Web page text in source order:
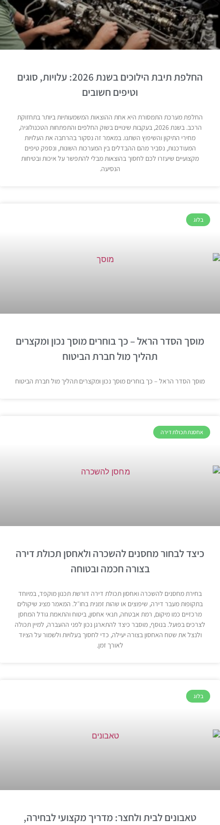
החלפת תיבת הילוכים בשנת 2026: עלויות, סוגים
וטיפים חשובים
החלפת מערכת התמסורת היא אחת ההוצאות המשמעותיות ביותר בתחזוקת
הרכב. בשנת 2026, בעקבות שינויים בשוק החלפים והתפתחות הטכנולוגיה,
מחירי התיקון והשיפוץ השתנו. במאמר זה נסקור בהרחבה את העלויות
המעודכנות, נסביר מהם ההבדלים בין המערכות השונות, ונספק טיפים
מקצועיים שיעזרו לכם לחסוך בהוצאות מבלי להתפשר על איכות ובטיחות
הנסיעה.
בלוג
מוסך הסדר הראל – כך בוחרים מוסך נכון ומקצרים
תהליך מול חברת הביטוח
מוסך הסדר הראל – כך בוחרים מוסך נכון ומקצרים תהליך מול חברת הביטוח
אחסנת תכולת דירה
כיצד לבחור מחסנים להשכרה ולאחסן תכולת דירה
בצורה חכמה ובטוחה
בחירת מחסנים להשכרה ואחסון תכולת דירה דורשת תכנון מוקפד, במיוחד
בתקופות מעבר דירה, שיפוצים או שהות זמנית בחו״ל. המאמר מציג שיקולים
מרכזיים כמו מיקום, רמת אבטחה, תנאי אחסון, ביטוח והתאמת גודל המחסן
לצרכים בפועל. בנוסף, מוסבר כיצד להתארגן נכון לפני ההעברה, למיין תכולה
ולנצל את שטח האחסון בצורה יעילה, כדי לחסוך בעלויות ולשמור על הציוד
לאורך זמן.
בלוג
טאבונים לבית ולחצר: מדריך מקצועי לבחירה,